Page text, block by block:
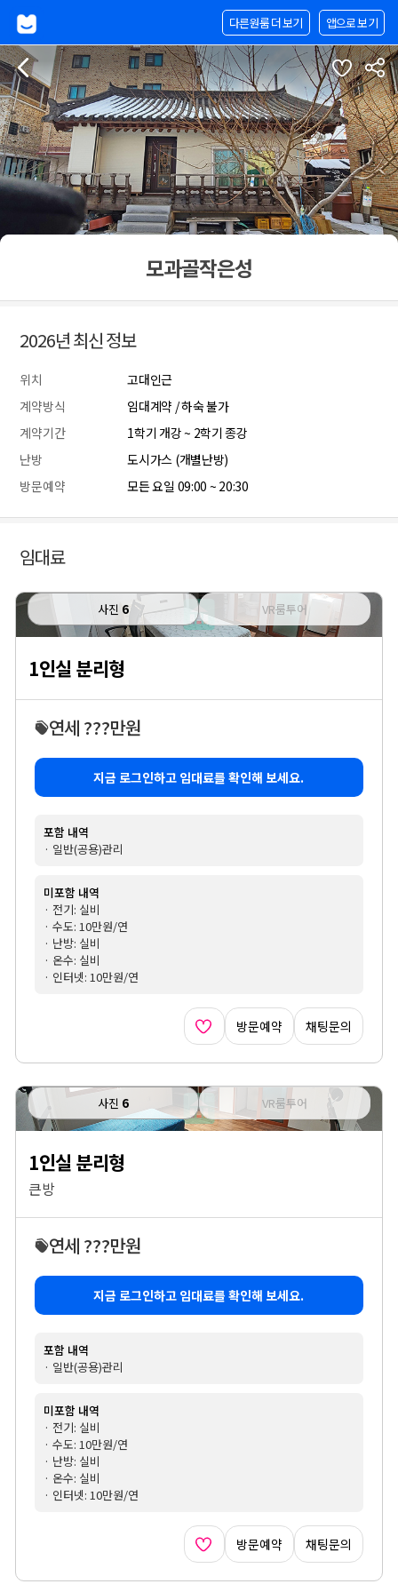
앱으로 보기
다른원룸 더 보기
모과골작은성
2026년 최신 정보
위치
고대인근
계약방식
임대계약 / 하숙 불가
계약기간
1학기 개강 ~ 2학기 종강
난방
도시가스 (개별난방)
방문예약
모든 요일 09:00 ~ 20:30
임대료
사진 6 VR룸투어
1인실 분리형
연세 ???만원
지금 로그인하고 임대료를 확인해 보세요.
포함 내역
· 일반(공용)관리
미포함 내역
· 전기: 실비
· 수도: 10만원/연
· 난방: 실비
· 온수: 실비
· 인터넷: 10만원/연
방문예약 채팅문의
사진 6 VR룸투어
1인실 분리형
큰방
연세 ???만원
지금 로그인하고 임대료를 확인해 보세요.
포함 내역
· 일반(공용)관리
미포함 내역
· 전기: 실비
· 수도: 10만원/연
· 난방: 실비
· 온수: 실비
· 인터넷: 10만원/연
방문예약 채팅문의